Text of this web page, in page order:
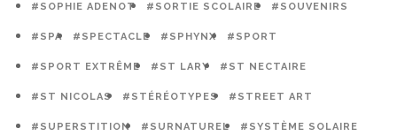
#SOPHIE ADENOT #SORTIE SCOLAIRE #SOUVENIRS
#SPA #SPECTACLE #SPHYNX #SPORT
#SPORT EXTRÊME #ST LARY #ST NECTAIRE
#ST NICOLAS #STÉRÉOTYPES #STREET ART
#SUPERSTITION #SURNATUREL #SYSTÈME SOLAIRE